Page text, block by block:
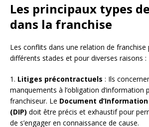
Les principaux types
dans la franchise
Les conflits dans une relation de franchise
différents stades et pour diverses raisons :
1. Litiges précontractuels : Ils
manquements à l’obligation d’information
franchiseur. Le Document
(DIP) doit être précis et exhaustif pour
de s’engager en connaissance de cause.